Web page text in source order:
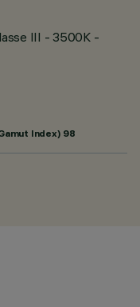
III - 3500K -
Index) 98